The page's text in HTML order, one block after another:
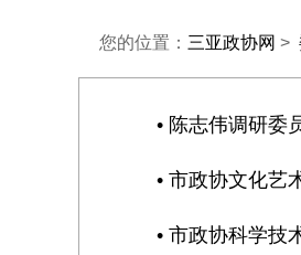
您的位置： 三亚政协网 >
• 陈志伟调研委
• 市政协文化艺
• 市政协科学技